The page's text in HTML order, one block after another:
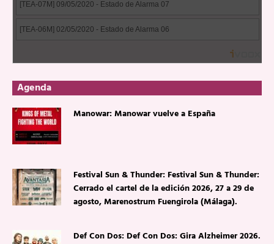
Agenda
Manowar: Manowar vuelve a España
Festival Sun & Thunder: Festival Sun & Thunder:
Cerrado el cartel de la edición 2026, 27 a 29 de
agosto, Marenostrum Fuengirola (Málaga).
Def Con Dos: Def Con Dos: Gira Alzheimer 2026.